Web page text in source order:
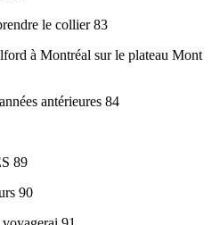
le collier 83
à Montréal sur le plateau Mont
antérieures 84
89
90